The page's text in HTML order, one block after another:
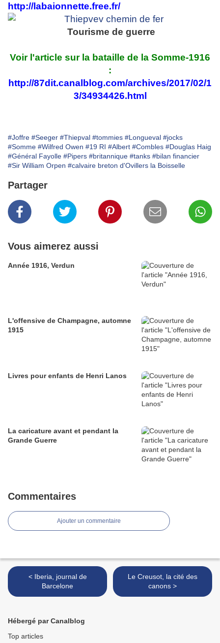
http://labaionnette.free.fr/
Tourisme de guerre
Voir l'article sur la bataille de la Somme-1916
:
http://87dit.canalblog.com/archives/2017/02/1
3/34934426.html
#Joffre #Seeger #Thiepval #tommies #Longueval #jocks
#Somme #Wilfred Owen #19 RI #Albert #Combles #Douglas Haig
#Général Fayolle #Pipers #britannique #tanks #bilan financier
#Sir William Orpen #calvaire breton d'Ovillers la Boisselle
Partager
Vous aimerez aussi
Année 1916, Verdun
L'offensive de Champagne, automne
1915
Livres pour enfants de Henri Lanos
La caricature avant et pendant la
Grande Guerre
Commentaires
Ajouter un commentaire
< Iberia, journal de
Barcelone
Le Creusot, la cité des
canons >
Hébergé par Canalblog
Top articles